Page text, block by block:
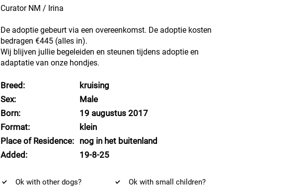
Curator NM / Irina
De adoptie gebeurt via een overeenkomst. De adoptie kosten
bedragen €445 (alles in).
Wij blijven jullie begeleiden en steunen tijdens adoptie en
adaptatie van onze hondjes.
Breed:
kruising
Sex:
Male
Born:
19 augustus 2017
Format:
klein
Place of Residence: nog in het buitenland
Added:
19-8-25
Ok with other dogs?
Ok with small children?